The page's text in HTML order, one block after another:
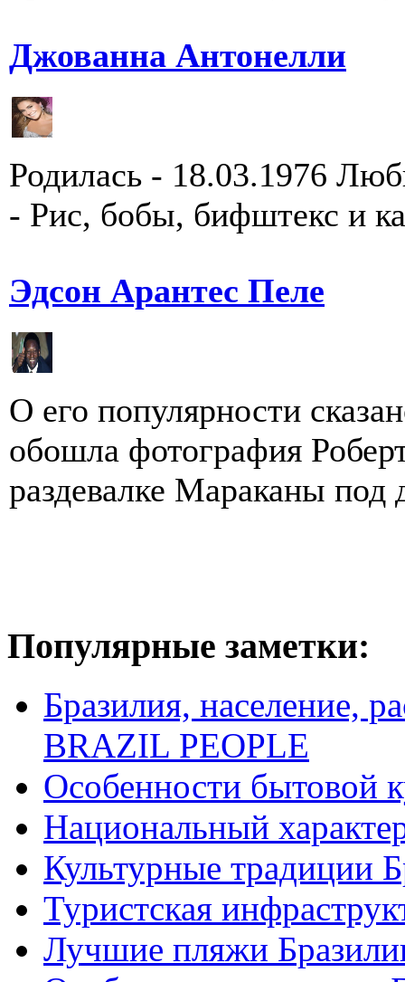
Джованна Антонелли
Родилась - 18.03.1976
- Рис, бобы, бифштекс и
Эдсон Арантес Пеле
О его популярности
обошла фотография
раздевалке Мараканы под
Популярные заметки:
Бразилия, население,
BRAZIL PEOPLE
Особенности бытовой
Национальный
Культурные традиции
Туристская
Лучшие пляжи